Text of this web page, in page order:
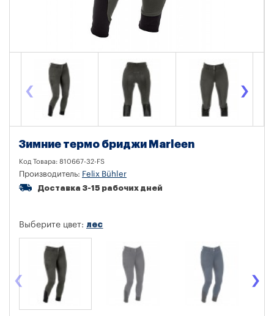
‹ ›
Зимние термо бриджи Marleen
Код Товара: 810667-32-FS
Производитель: Felix Bühler
Доставка 3-15 рабочих дней
Выберите цвет: лес
‹ ›